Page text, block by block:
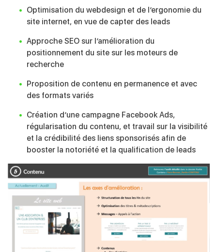
Optimisation du webdesign et de l’ergonomie du
site internet, en vue de capter des leads
Approche SEO sur l’amélioration du
positionnement du site sur les moteurs de
recherche
Proposition de contenu en permanence et avec
des formats variés
Création d’une campagne Facebook Ads,
régularisation du contenu, et travail sur la visibilité
et la crédibilité des liens sponsorisés afin de
booster la notoriété et la qualification de leads